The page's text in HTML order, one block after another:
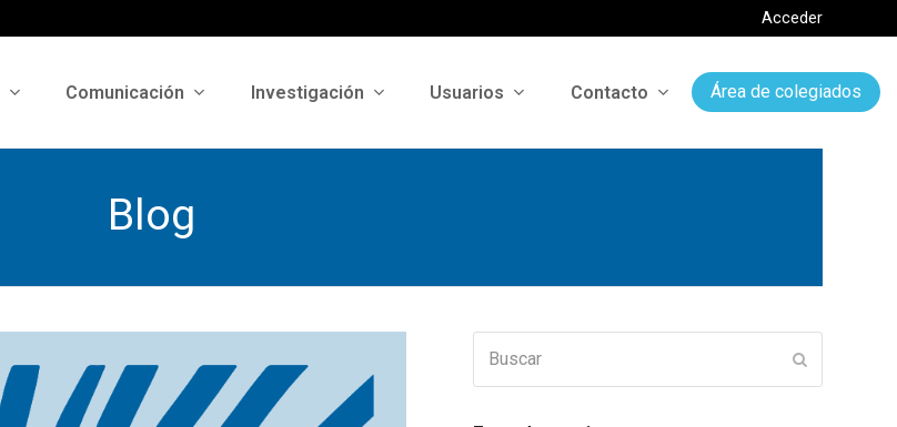
Acceder
Comunicación Investigación Usuarios Contacto Área de colegiados
Blog